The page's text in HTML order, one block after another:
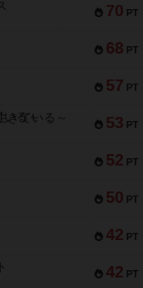
70 PT
68 PT
57 PT
53 PT
ている～
52 PT
50 PT
42 PT
42 PT